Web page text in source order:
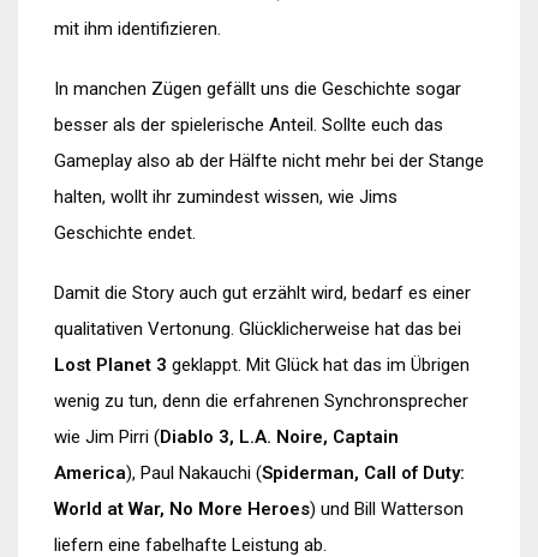
mit ihm identifizieren.
In manchen Zügen gefällt uns die Geschichte sogar
besser als der spielerische Anteil. Sollte euch das
Gameplay also ab der Hälfte nicht mehr bei der Stange
halten, wollt ihr zumindest wissen, wie Jims
Geschichte endet.
Damit die Story auch gut erzählt wird, bedarf es einer
qualitativen Vertonung. Glücklicherweise hat das bei
Lost Planet 3 geklappt. Mit Glück hat das im Übrigen
wenig zu tun, denn die erfahrenen Synchronsprecher
wie Jim Pirri (Diablo 3, L.A. Noire, Captain
America), Paul Nakauchi (Spiderman, Call of Duty:
World at War, No More Heroes) und Bill Watterson
liefern eine fabelhafte Leistung ab.